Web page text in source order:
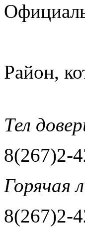
Район,
Тел
Горячая
8(267)2-